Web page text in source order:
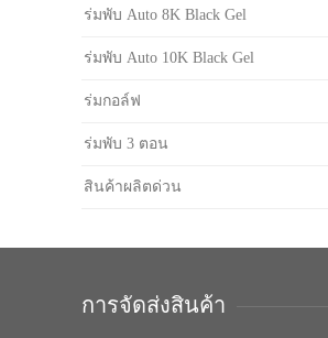
ร่มพับ Auto 8K Black Gel
ร่มพับ Auto 10K Black Gel
ร่มกอล์ฟ
ร่มพับ 3 ตอน
สินค้าผลิตด่วน
การจัดส่งสินค้า